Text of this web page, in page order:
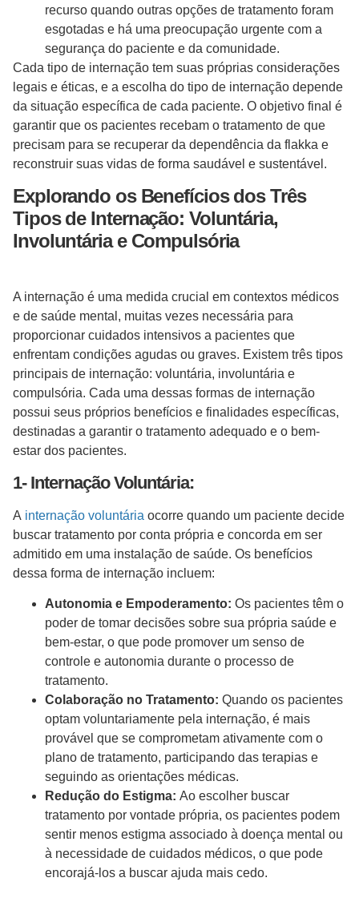
recurso quando outras opções de tratamento foram
esgotadas e há uma preocupação urgente com a
segurança do paciente e da comunidade.
Cada tipo de internação tem suas próprias considerações
legais e éticas, e a escolha do tipo de internação depende
da situação específica de cada paciente. O objetivo final é
garantir que os pacientes recebam o tratamento de que
precisam para se recuperar da dependência da flakka e
reconstruir suas vidas de forma saudável e sustentável.
Explorando os Benefícios dos Três
Tipos de Internação: Voluntária,
Involuntária e Compulsória
A internação é uma medida crucial em contextos médicos
e de saúde mental, muitas vezes necessária para
proporcionar cuidados intensivos a pacientes que
enfrentam condições agudas ou graves. Existem três tipos
principais de internação: voluntária, involuntária e
compulsória. Cada uma dessas formas de internação
possui seus próprios benefícios e finalidades específicas,
destinadas a garantir o tratamento adequado e o bem-
estar dos pacientes.
1- Internação Voluntária:
A internação voluntária ocorre quando um paciente decide
buscar tratamento por conta própria e concorda em ser
admitido em uma instalação de saúde. Os benefícios
dessa forma de internação incluem:
Autonomia e Empoderamento: Os pacientes têm o
poder de tomar decisões sobre sua própria saúde e
bem-estar, o que pode promover um senso de
controle e autonomia durante o processo de
tratamento.
Colaboração no Tratamento: Quando os pacientes
optam voluntariamente pela internação, é mais
provável que se comprometam ativamente com o
plano de tratamento, participando das terapias e
seguindo as orientações médicas.
Redução do Estigma: Ao escolher buscar
tratamento por vontade própria, os pacientes podem
sentir menos estigma associado à doença mental ou
à necessidade de cuidados médicos, o que pode
encorajá-los a buscar ajuda mais cedo.